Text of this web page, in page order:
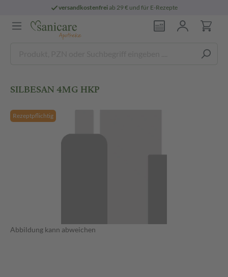
versandkostenfreiab 29 € und für E-Rezepte
SILBESAN 4MG HKP
Rezeptpflichtig
Abbildung kann abweichen